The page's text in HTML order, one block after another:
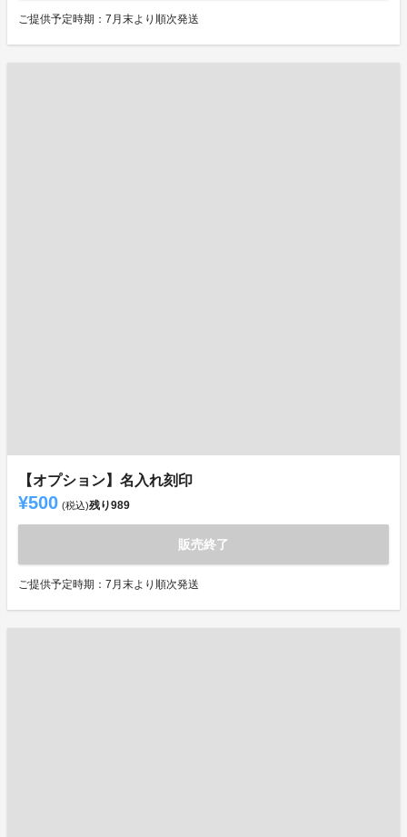
ご提供予定時期：7月末より順次発送
【オプション】名入れ刻印
¥500 (税込)残り989
販売終了
ご提供予定時期：7月末より順次発送